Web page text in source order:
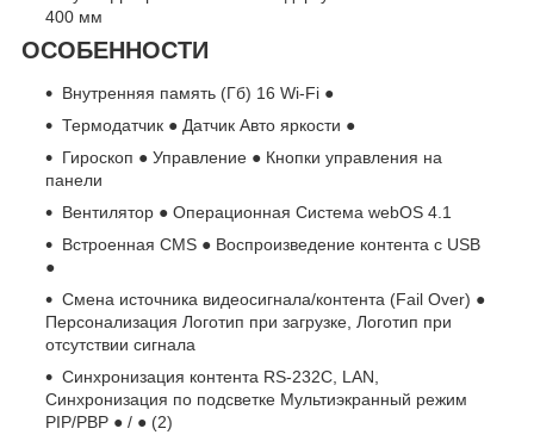
400 мм
ОСОБЕННОСТИ
Внутренняя память (Гб) 16 Wi-Fi ●
Термодатчик ● Датчик Авто яркости ●
Гироскоп ● Управление ● Кнопки управления на
панели
Вентилятор ● Операционная Система webOS 4.1
Встроенная CMS ● Воспроизведение контента с USB
●
Смена источника видеосигнала/контента (Fail Over) ●
Персонализация Логотип при загрузке, Логотип при
отсутствии сигнала
Синхронизация контента RS-232C, LAN,
Синхронизация по подсветке Мультиэкранный режим
PIP/PBP ● / ● (2)